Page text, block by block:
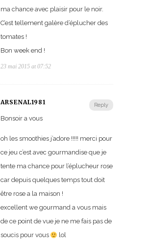
ma chance avec plaisir pour le noir.
C’est tellement galère d’éplucher des
tomates !
Bon week end !
23 mai 2015 at 07:52
Reply
ARSENAL1981
Bonsoir a vous
oh les smoothies j’adore !!!!! merci pour
ce jeu c’est avec gourmandise que je
tente ma chance pour l’éplucheur rose
car depuis quelques temps tout doit
être rose a la maison !
excellent we gourmand a vous mais
de ce point de vue je ne me fais pas de
soucis pour vous
lol